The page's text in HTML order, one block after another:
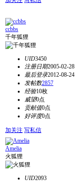
ccbbs
千年狐狸
UID3450
注册日期2005-02-28
最后登录2012-08-24
发帖数2857
经验10枚
威望0点
贡献值0点
好评度0点
加关注 写私信
Amelia
火狐狸
UID2093